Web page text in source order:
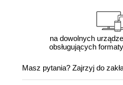
na dowolnych
obsługujących
Masz pytania? Zajrzyj do